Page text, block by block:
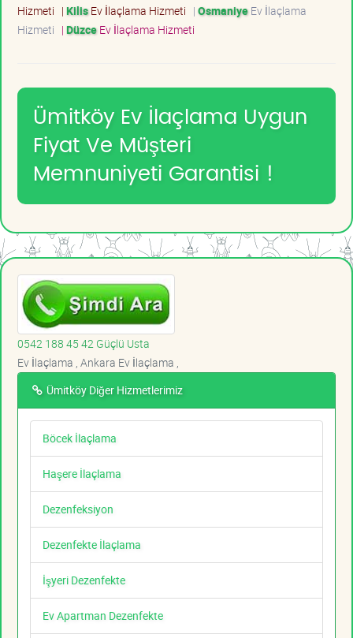
Hizmeti | KilisEv İlaçlama Hizmeti | OsmaniyeEv İlaçlama
Hizmeti | DüzceEv İlaçlama Hizmeti
Ümitköy Ev İlaçlama Uygun
Fiyat Ve Müşteri
Memnuniyeti Garantisi !
0542 188 45 42 Güçlü Usta
Ev İlaçlama , Ankara Ev İlaçlama ,
Ümitköy Diğer Hizmetlerimiz
Böcek İlaçlama
Haşere İlaçlama
Dezenfeksiyon
Dezenfekte İlaçlama
İşyeri Dezenfekte
Ev Apartman Dezenfekte